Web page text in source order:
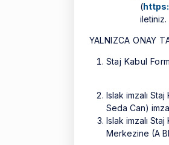
(
iletiniz.
YALNIZCA ONAY
Staj Kabul
Islak imzalı
Seda Can)
Islak imzalı
Merkezine (A